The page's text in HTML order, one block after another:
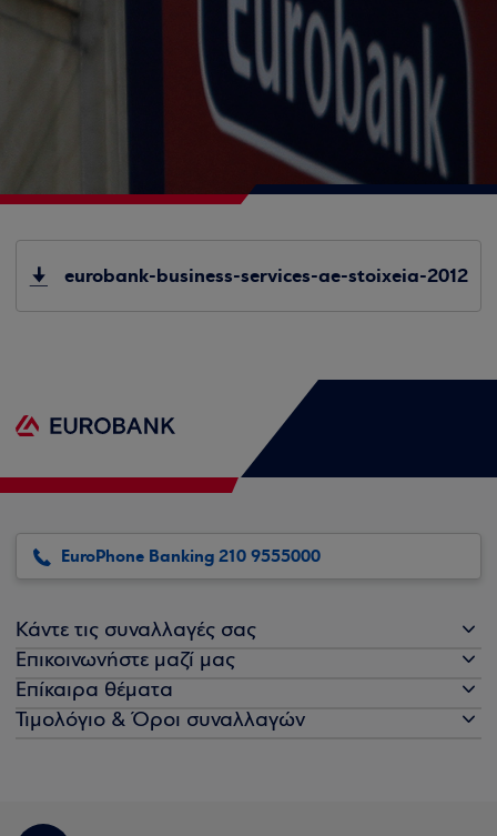
eurobank-business-services-ae-stoixeia-2012
EuroPhone Banking 210 9555000
Κάντε τις συναλλαγές σας
Επικοινωνήστε μαζί μας
Επίκαιρα θέματα
Τιμολόγιο & Όροι συναλλαγών